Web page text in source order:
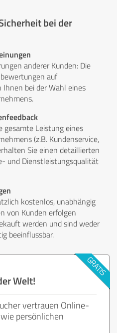
bei der
anderer Kunden: Die
auf
bei der Wahl eines
gesamte Leistung eines
(z.B. Kundenservice,
Sie einen detaillierten
und Dienstleistungsqualität
kostenlos, unabhängig
von Kunden erfolgen
werden und sind weder
beeinflussbar.
Welt!
vertrauen Online-
persönlichen